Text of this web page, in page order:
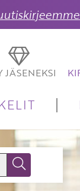
JÄSENEKSI